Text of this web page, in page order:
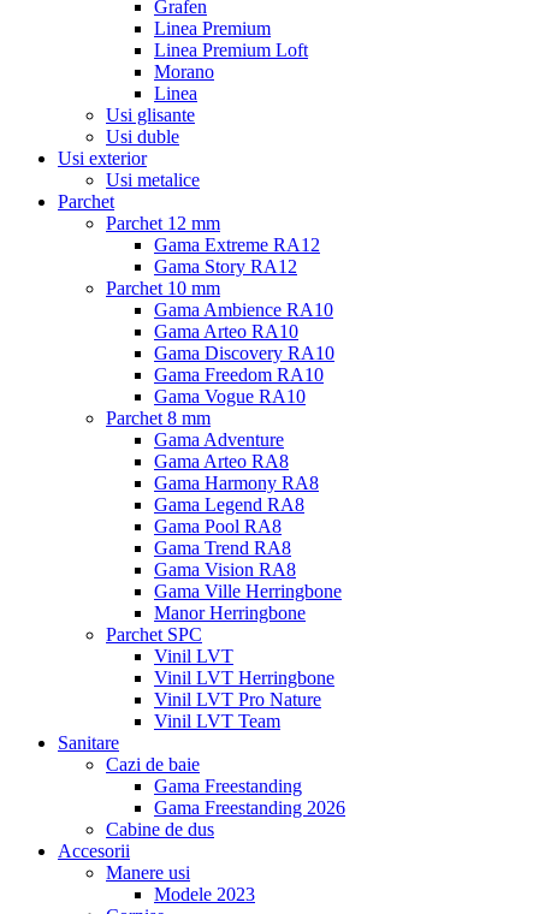
Grafen
Linea Premium
Linea Premium Loft
Morano
Linea
Usi glisante
Usi duble
Usi exterior
Usi metalice
Parchet
Parchet 12 mm
Gama Extreme RA12
Gama Story RA12
Parchet 10 mm
Gama Ambience RA10
Gama Arteo RA10
Gama Discovery RA10
Gama Freedom RA10
Gama Vogue RA10
Parchet 8 mm
Gama Adventure
Gama Arteo RA8
Gama Harmony RA8
Gama Legend RA8
Gama Pool RA8
Gama Trend RA8
Gama Vision RA8
Gama Ville Herringbone
Manor Herringbone
Parchet SPC
Vinil LVT
Vinil LVT Herringbone
Vinil LVT Pro Nature
Vinil LVT Team
Sanitare
Cazi de baie
Gama Freestanding
Gama Freestanding 2026
Cabine de dus
Accesorii
Manere usi
Modele 2023